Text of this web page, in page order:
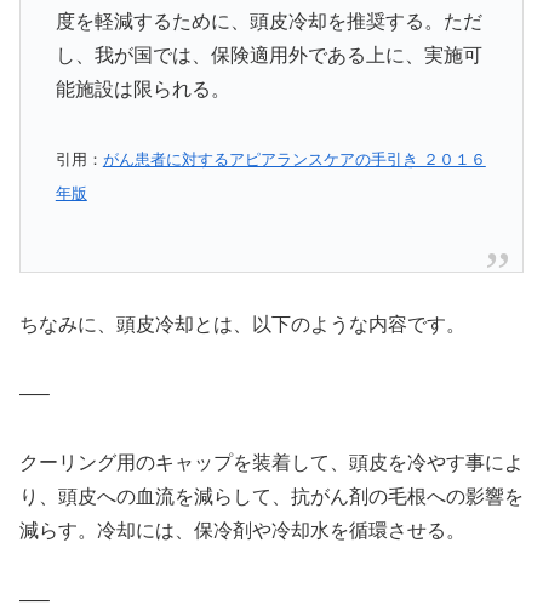
度を軽減するために、頭皮冷却を推奨する。ただ
し、我が国では、保険適用外である上に、実施可
能施設は限られる。
引用： がん患者に対するアピアランスケアの手引き ２０１６
年版
ちなみに、頭皮冷却とは、以下のような内容です。
—–
クーリング用のキャップを装着して、頭皮を冷やす事によ
り、頭皮への血流を減らして、抗がん剤の毛根への影響を
減らす。冷却には、保冷剤や冷却水を循環させる。
—–